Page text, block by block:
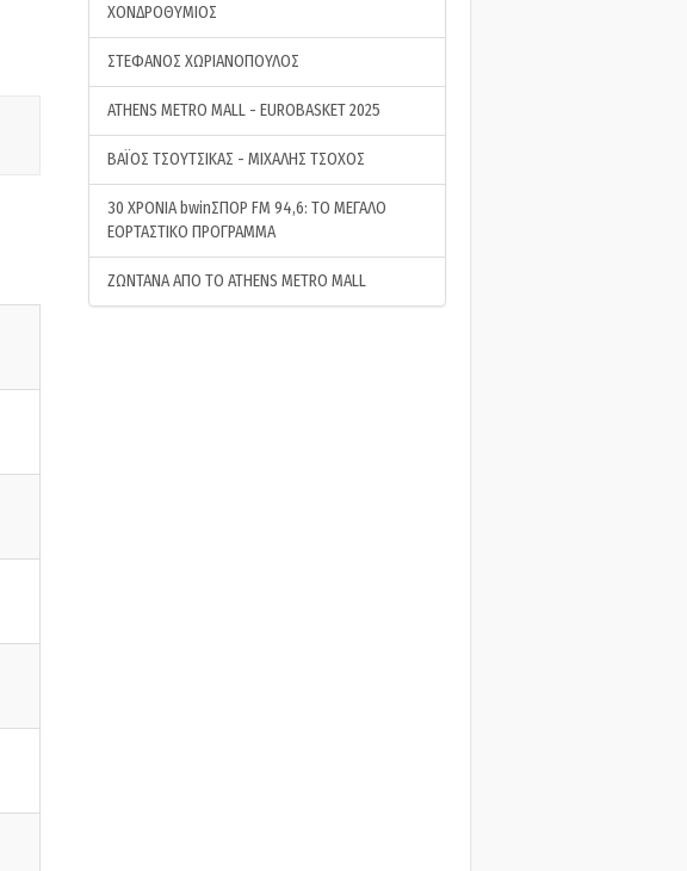
ΧΟΝΔΡΟΘΥΜΙΟΣ
ΣΤΕΦΑΝΟΣ ΧΩΡΙΑΝΟΠΟΥΛΟΣ
ATHENS METRO MALL - EUROBASKET 2025
ΒΑΪΟΣ ΤΣΟΥΤΣΙΚΑΣ - ΜΙΧΑΛΗΣ ΤΣΟΧΟΣ
30 ΧΡΟΝΙΑ bwinΣΠΟΡ FM 94,6: ΤΟ ΜΕΓΑΛΟ
ΕΟΡΤΑΣΤΙΚΟ ΠΡΟΓΡΑΜΜΑ
ΖΩΝΤΑΝΑ ΑΠΟ ΤΟ ATHENS METRO MALL